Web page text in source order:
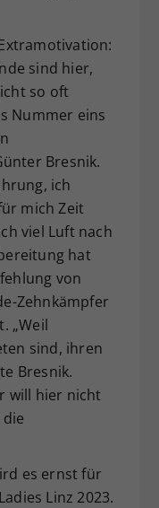
sind hier,
so oft
Nummer eins
Bresnik.
ich
mich Zeit
viel Luft nach
hat
von
Zehnkämpfer
„Weil
sind, ihren
Bresnik.
will hier nicht
es ernst für
Linz 2023.